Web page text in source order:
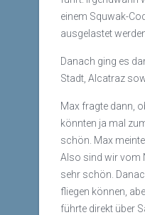
einem Squwak-
ausgelastet
Danach ging es
Stadt, Alcatraz
Max fragte dann,
könnten ja mal
schön. Max
Also sind wir vom
sehr schön.
fliegen können,
führte direkt über